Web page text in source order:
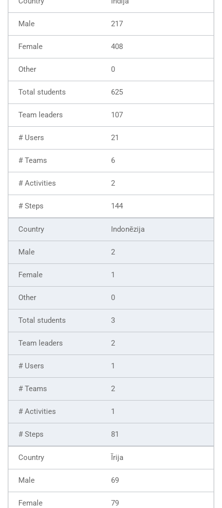
217
408
0
625
107
21
6
2
144
Indonēzija
2
1
0
3
2
1
2
1
81
Īrija
69
79